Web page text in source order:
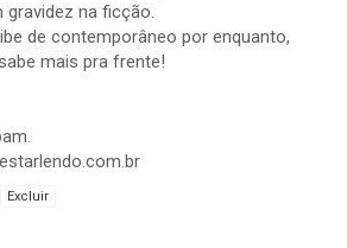
gravidez na ficção.
de contemporâneo por enquanto,
mais pra frente!
Excluir